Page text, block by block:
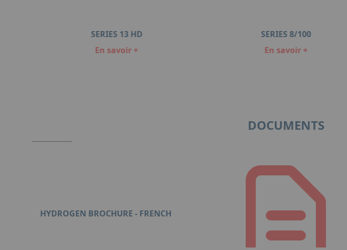
SERIES 13 HD
En savoir +
SERIES 8/100
En savoir +
DOCUMENTS
HYDROGEN BROCHURE - FRENCH